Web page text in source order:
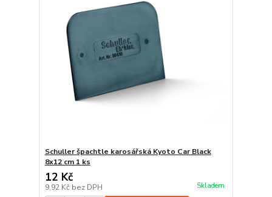
Schuller špachtle karosářská Kyoto Car Black
8x12 cm 1 ks
12 Kč
9,92 Kč bez DPH Skladem